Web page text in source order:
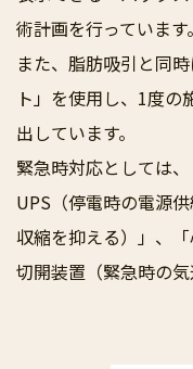
術計画を行っています。
また、脂肪吸引と同
ト」を使用し、1度
出しています。
緊急時対応としては
UPS（停電時の電源
収縮を抑える）」、
切開装置（緊急時の気